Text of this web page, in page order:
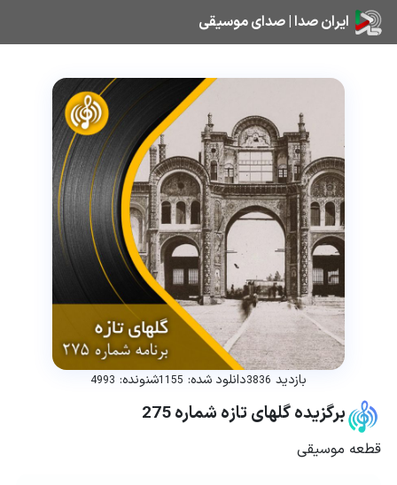
ایران صدا | صدای موسیقی
بازدید 3836دانلود شده: 1155شنونده: 4993
برگزیده گلهای تازه شماره 275
قطعه موسیقی